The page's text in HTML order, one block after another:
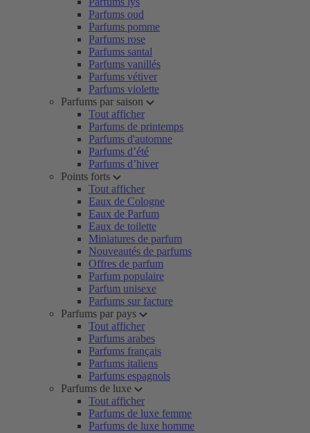
Parfums oud
Parfums pomme
Parfums rose
Parfums santal
Parfums vanillés
Parfums vétiver
Parfums violette
Parfums par saison
Tout afficher
Parfums de printemps
Parfums d'automne
Parfums d’été
Parfums d’hiver
Points forts
Tout afficher
Eaux de Cologne
Eaux de Parfum
Eaux de toilette
Miniatures de parfum
Nouveautés de parfums
Offres de parfum
Parfum populaire
Parfum unisexe
Parfums sur facture
Parfums par pays
Tout afficher
Parfums arabes
Parfums français
Parfums italiens
Parfums espagnols
Parfums de luxe
Tout afficher
Parfums de luxe femme
Parfums de luxe homme